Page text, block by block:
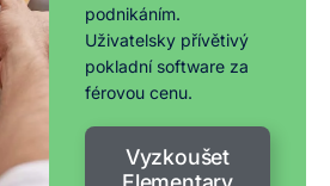
podnikáním.
Uživatelsky přívětivý
pokladní software za
férovou cenu.
Vyzkoušet